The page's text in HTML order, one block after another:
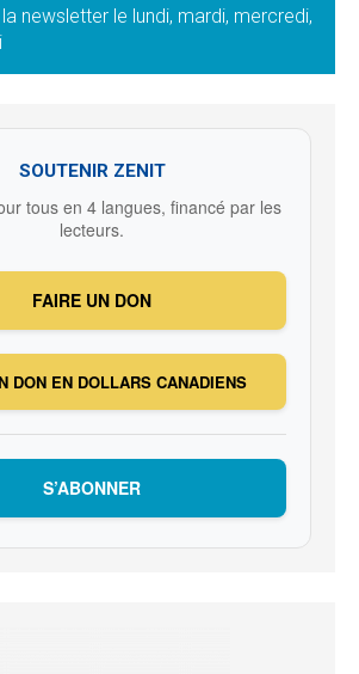
newsletter le lundi, mardi, mercredi,
SOUTENIR ZENIT
tous en 4 langues, financé par les
lecteurs.
FAIRE UN DON
DON EN DOLLARS CANADIENS
S’ABONNER